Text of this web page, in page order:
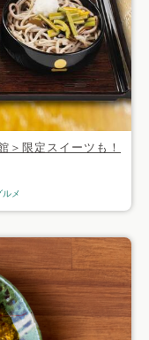
＞限定スイーツも！
ルメ